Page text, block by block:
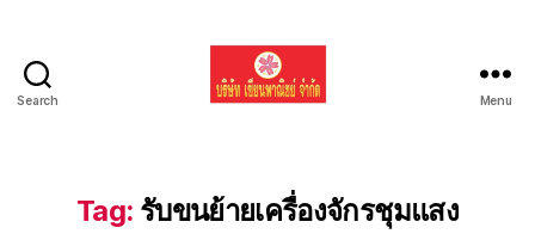
Search
รถ
แบค
Menu
Tag: รับขนย้ายเครื่องจักรชุมแสง